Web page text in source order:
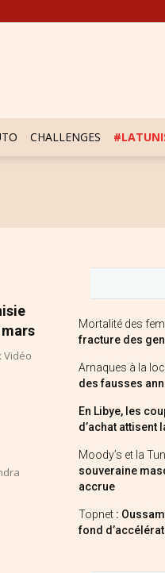
CHALLENGES
Vidéo
Mortalité des
fracture des
Arnaques à la
des fausses
En Libye, les
d’achat attisent
Moody’s et la
souveraine
accrue
Topnet :
fond